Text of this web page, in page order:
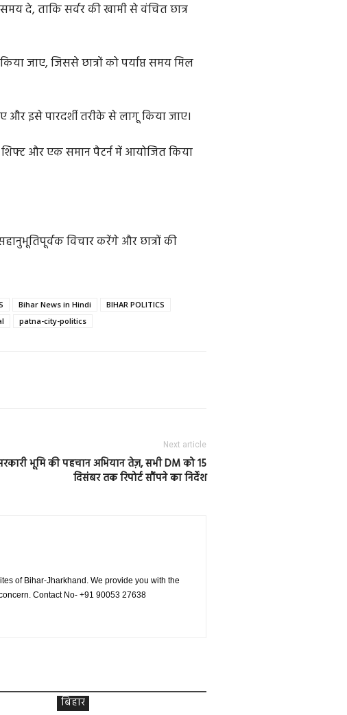
दे, ताकि सर्वर की खामी से वंचित छात्र
जाए, जिससे छात्रों को पर्याप्त समय मिल
और इसे पारदर्शी तरीके से लागू किया जाए।
शिफ्ट और एक समान पैटर्न में आयोजित किया
विचार करेंगे और छात्रों की
Bihar News in Hindi
BIHAR POLITICS
patna-city-politics
Next article
भूमि की पहचान अभियान तेज़, सभी DM को 15
दिसंबर तक रिपोर्ट सौंपने का निर्देश
of Bihar-Jharkhand. We provide you with the
Contact No- +91 90053 27638
बिहार